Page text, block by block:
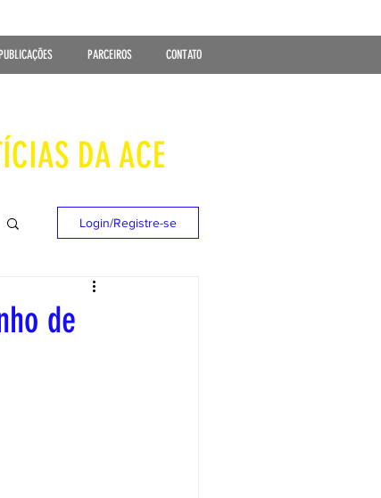
PUBLICAÇÕES PARCEIROS CONTATO
DA ACE
Login/Registre-se
de